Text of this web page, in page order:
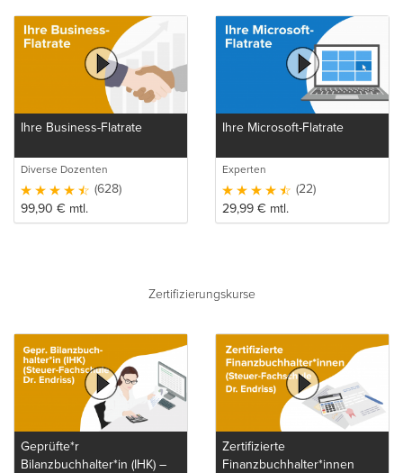
Ihre Business-Flatrate
Diverse Dozenten
(628)
99,90 € mtl.
Ihre Microsoft-Flatrate
Experten
(22)
29,99 € mtl.
Zertifizierungskurse
Geprüfte*r
Bilanzbuchhalter*in (IHK) –
Zertifizierte
Finanzbuchhalter*innen